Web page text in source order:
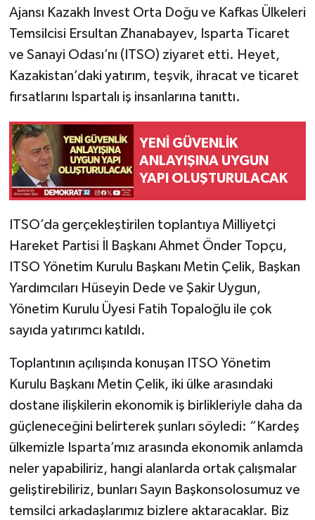
Ajansı Kazakh Invest Orta Doğu ve Kafkas Ülkeleri
Temsilcisi Ersultan Zhanabayev, Isparta Ticaret
ve Sanayi Odası’nı (ITSO) ziyaret etti. Heyet,
Kazakistan’daki yatırım, teşvik, ihracat ve ticaret
fırsatlarını Ispartalı iş insanlarına tanıttı.
YENİ GÜVENLİK
ANLAYIŞINA UYGUN
YAPI OLUŞTURULACAK
ITSO’da gerçekleştirilen toplantıya Milliyetçi
Hareket Partisi İl Başkanı Ahmet Önder Topçu,
ITSO Yönetim Kurulu Başkanı Metin Çelik, Başkan
Yardımcıları Hüseyin Dede ve Şakir Uygun,
Yönetim Kurulu Üyesi Fatih Topaloğlu ile çok
sayıda yatırımcı katıldı.
Toplantının açılışında konuşan ITSO Yönetim
Kurulu Başkanı Metin Çelik, iki ülke arasındaki
dostane ilişkilerin ekonomik iş birlikleriyle daha da
güçleneceğini belirterek şunları söyledi: “Kardeş
ülkemizle Isparta’mız arasında ekonomik anlamda
neler yapabiliriz, hangi alanlarda ortak çalışmalar
geliştirebiliriz, bunları Sayın Başkonsolosumuz ve
temsilci arkadaşlarımız bizlere aktaracaklar. Biz